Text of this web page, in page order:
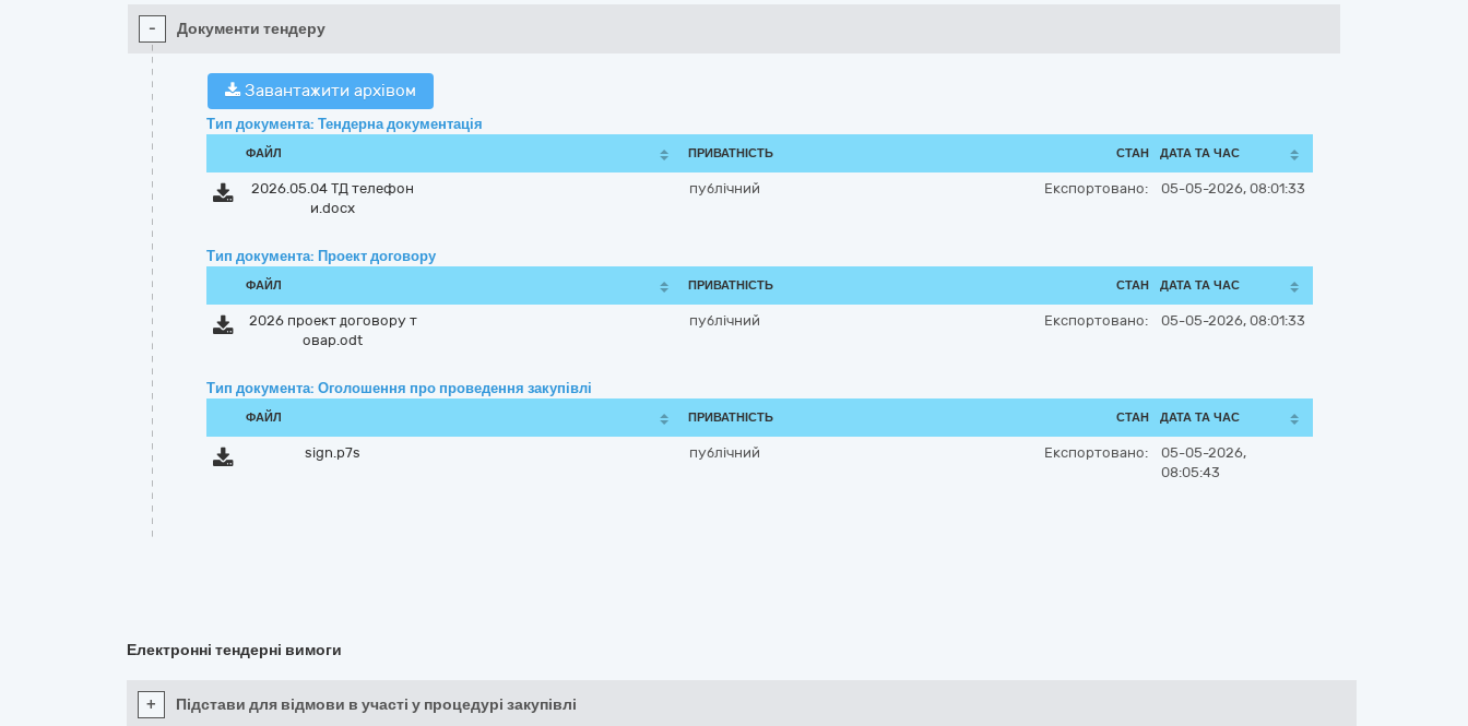
- Документи тендеру
Завантажити архівом
Тип документа: Тендерна документація
ФАЙЛ ПРИВАТНІСТЬ СТАН ДАТА ТА ЧАС
2026.05.04 ТД телефон
и.docx
публічний Експортовано: 05-05-2026, 08:01:33
Тип документа: Проект договору
ФАЙЛ ПРИВАТНІСТЬ СТАН ДАТА ТА ЧАС
2026 проект договору т
овар.odt
публічний Експортовано: 05-05-2026, 08:01:33
Тип документа: Оголошення про проведення закупівлі
ФАЙЛ ПРИВАТНІСТЬ СТАН ДАТА ТА ЧАС
sign.p7s публічний Експортовано:
05-05-2026,
08:05:43
Електронні тендерні вимоги
+ Підстави для відмови в участі у процедурі закупівлі